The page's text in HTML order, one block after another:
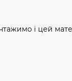
і цей